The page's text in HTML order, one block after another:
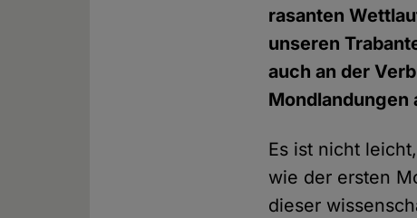
rasanten
unseren
auch an der
Mondlandungen
Es ist nicht
wie der ersten
dieser